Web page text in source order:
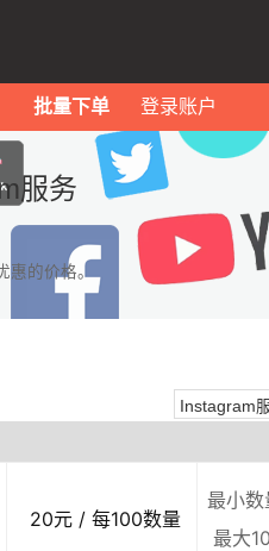
批量下单 登录账户
服务
惠的价格。
20元 / 每100数量
最小
最大